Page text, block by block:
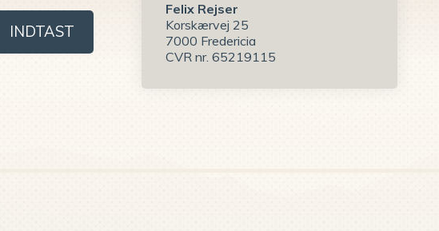
Felix Rejser
Korskærvej 25
7000 Fredericia
CVR nr. 65219115